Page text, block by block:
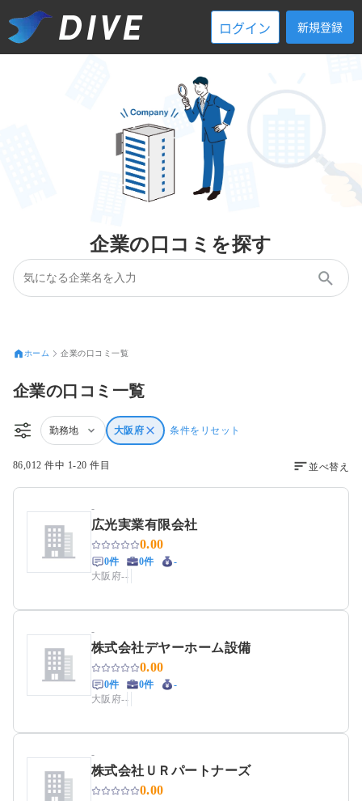
ログイン 新規登録
企業の口コミを探す
ホーム 企業の口コミ一覧
企業の口コミ一覧
勤務地 大阪府 条件をリセット
86,012 件中 1-20 件目 並べ替え
-
広光実業有限会社
0.00
0件 0件
-
大阪府--
-
株式会社デヤーホーム設備
0.00
0件 0件
-
大阪府--
-
株式会社ＵＲパートナーズ
0.00